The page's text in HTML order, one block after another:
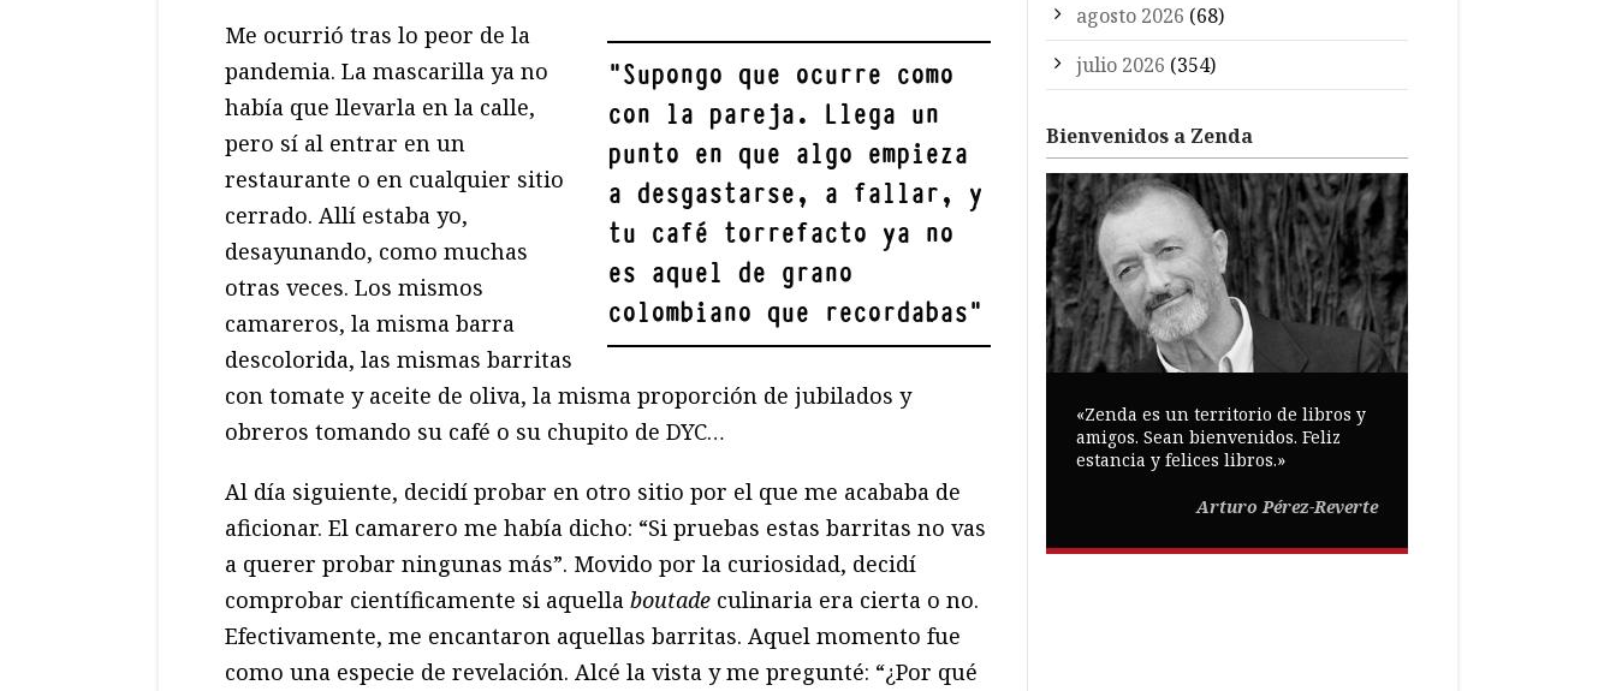
"Supongo que ocurre como
con la pareja. Llega un
punto en que algo empieza
a desgastarse, a fallar, y
tu café torrefacto ya no
es aquel de grano
colombiano que recordabas"
Me ocurrió tras lo peor de la
pandemia. La mascarilla ya no
había que llevarla en la calle,
pero sí al entrar en un
restaurante o en cualquier sitio
cerrado. Allí estaba yo,
desayunando, como muchas
otras veces. Los mismos
camareros, la misma barra
descolorida, las mismas barritas
con tomate y aceite de oliva, la misma proporción de jubilados y
obreros tomando su café o su chupito de DYC…
Al día siguiente, decidí probar en otro sitio por el que me acababa de
aficionar. El camarero me había dicho: “Si pruebas estas barritas no vas
a querer probar ningunas más”. Movido por la curiosidad, decidí
comprobar científicamente si aquella boutade culinaria era cierta o no.
Efectivamente, me encantaron aquellas barritas. Aquel momento fue
como una especie de revelación. Alcé la vista y me pregunté: “¿Por qué
agosto 2026 (68)
julio 2026 (354)
Bienvenidos a Zenda
«Zenda es un territorio de libros y
amigos. Sean bienvenidos. Feliz
estancia y felices libros.»
Arturo Pérez-Reverte